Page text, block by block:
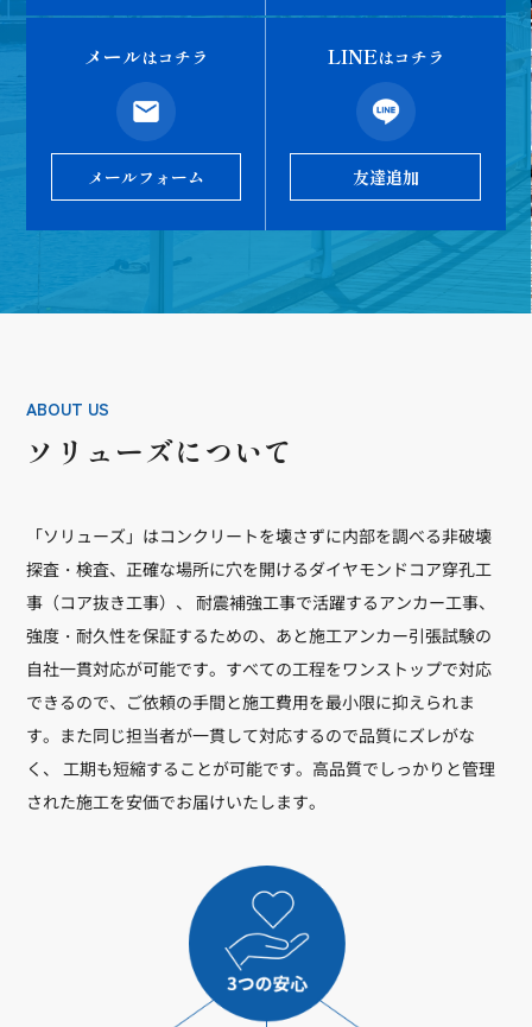
メールはコチラ
メールフォーム
LINEはコチラ
友達追加
ABOUT US
ソリューズについて
「ソリューズ」はコンクリートを壊さずに内部を調べる非破壊
探査・検査、正確な場所に穴を開けるダイヤモンドコア穿孔工
事（コア抜き工事）、 耐震補強工事で活躍するアンカー工事、
強度・耐久性を保証するための、あと施工アンカー引張試験の
自社一貫対応が可能です。すべての工程をワンストップで対応
できるので、ご依頼の手間と施工費用を最小限に抑えられま
す。また同じ担当者が一貫して対応するので品質にズレがな
く、 工期も短縮することが可能です。高品質でしっかりと管理
された施工を安価でお届けいたします。